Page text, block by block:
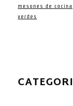
mesones de cocina
verdes